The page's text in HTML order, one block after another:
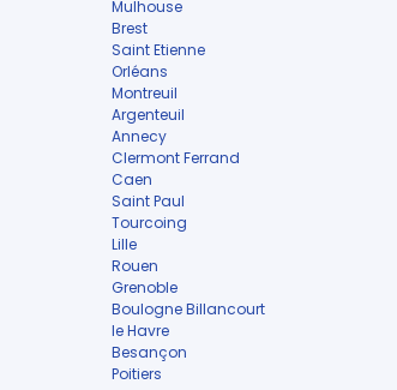
Mulhouse
Brest
Saint Etienne
Orléans
Montreuil
Argenteuil
Annecy
Clermont Ferrand
Caen
Saint Paul
Tourcoing
Lille
Rouen
Grenoble
Boulogne Billancourt
le Havre
Besançon
Poitiers